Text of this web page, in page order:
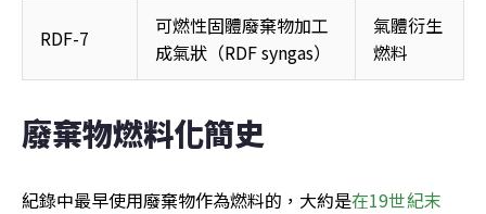
RDF-7
可燃性固體廢棄物加工
成氣狀（RDF syngas）
氣體衍生
燃料
廢棄物燃料化簡史
紀錄中最早使用廢棄物作為燃料的，大約是在19世紀末